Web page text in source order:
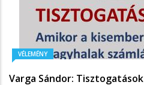
VÉLEMÉNY
Varga Sándor: Tisztogatások